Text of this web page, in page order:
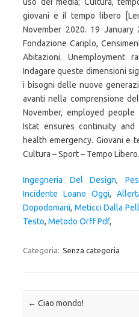
Ingegneria Del Design,
Incidente Loano Oggi,
Dopodomani, Meticci Dalla
Testo, Metodo Orff Pdf,
Categoria: Senza categoria
Navigazione articolo
← Ciao mondo!